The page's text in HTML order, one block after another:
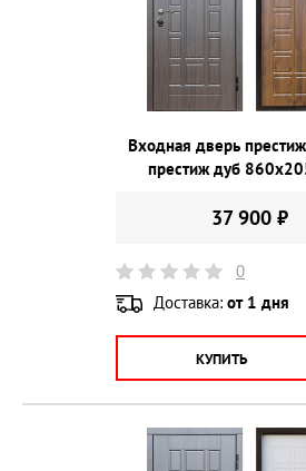
Входная дверь
престиж дуб
37 900 ₽
0
Доставка: от 1 дня
КУПИТЬ